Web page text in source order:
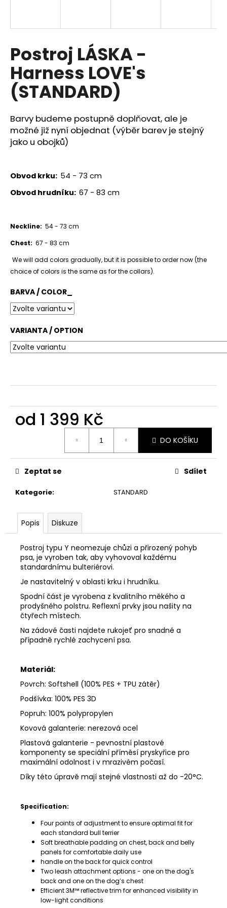
Postroj LÁSKA -
Harness LOVE's
(STANDARD)
Barvy budeme postupně doplňovat, ale je
možné již nyní objednat (výběr barev je stejný
jako u obojků)
Obvod krku: 54 - 73 cm
Obvod hrudníku: 67 - 83 cm
Neckline: 54 - 73 cm
Chest: 67 - 83 cm
We will add colors gradually, but it is possible to order now (the
choice of colors is the same as for the collars).
BARVA / COLOR_
VARIANTA / OPTION
od 1 399 Kč
DO KOŠÍKU
Kategorie: STANDARD
Zeptat se Sdílet
Popis Diskuze
Postroj typu Y neomezuje chůzi a přirozený pohyb
psa, je vyroben tak, aby vyhovoval každému
standardnímu bulteriérovi.
Je nastavitelný v oblasti krku i hrudníku.
Spodní část je vyrobena z kvalitního měkého a
prodyšného polstru. Reflexní prvky jsou našity na
čtyřech místech.
Na zádové časti najdete rukojeť pro snadné a
případně rychlé zachycení psa.
Materiál:
Povrch: Softshell (100% PES + TPU zátěr)
Podšívka: 100% PES 3D
Popruh: 100% polypropylen
Kovová galanterie: nerezová ocel
Plastová galanterie - pevnostní plastové
komponenty se speciální příměsí pryskyřice pro
maximální odolnost i v mrazivém počasí.
Díky této úpravě mají stejné vlastnosti až do -20°C.
Specification:
Four points of adjustment to ensure optimal fit for
each standard bull terrier
Soft breathable padding on chest, back and belly
panels for comfortable daily use
handle on the back for quick control
Two leash attachment options - one on the dog's
back and one on the dog’s chest
Efficient 3M™ reflective trim for enhanced visibility in
low-light conditions
j
t
?
HLEDAT
o
o
č
u
e
m